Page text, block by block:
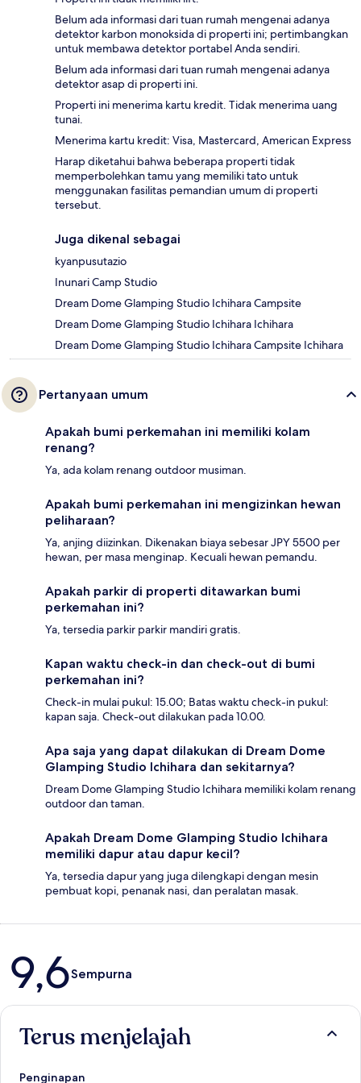
Belum ada informasi dari tuan rumah mengenai adanya
detektor karbon monoksida di properti ini; pertimbangkan
untuk membawa detektor portabel Anda sendiri.
Belum ada informasi dari tuan rumah mengenai adanya
detektor asap di properti ini.
Properti ini menerima kartu kredit. Tidak menerima uang
tunai.
Menerima kartu kredit: Visa, Mastercard, American Express
Harap diketahui bahwa beberapa properti tidak
memperbolehkan tamu yang memiliki tato untuk
menggunakan fasilitas pemandian umum di properti
tersebut.
Juga dikenal sebagai
kyanpusutazio
Inunari Camp Studio
Dream Dome Glamping Studio Ichihara Campsite
Dream Dome Glamping Studio Ichihara Ichihara
Dream Dome Glamping Studio Ichihara Campsite Ichihara
Pertanyaan umum
Apakah bumi perkemahan ini memiliki kolam
renang?
Ya, ada kolam renang outdoor musiman.
Apakah bumi perkemahan ini mengizinkan hewan
peliharaan?
Ya, anjing diizinkan. Dikenakan biaya sebesar JPY 5500 per
hewan, per masa menginap. Kecuali hewan pemandu.
Apakah parkir di properti ditawarkan bumi
perkemahan ini?
Ya, tersedia parkir parkir mandiri gratis.
Kapan waktu check-in dan check-out di bumi
perkemahan ini?
Check-in mulai pukul: 15.00; Batas waktu check-in pukul:
kapan saja. Check-out dilakukan pada 10.00.
Apa saja yang dapat dilakukan di Dream Dome
Glamping Studio Ichihara dan sekitarnya?
Dream Dome Glamping Studio Ichihara memiliki kolam renang
outdoor dan taman.
Apakah Dream Dome Glamping Studio Ichihara
memiliki dapur atau dapur kecil?
Ya, tersedia dapur yang juga dilengkapi dengan mesin
pembuat kopi, penanak nasi, dan peralatan masak.
Ulasan
9,6Sempurna
Terus menjelajah
Penginapan